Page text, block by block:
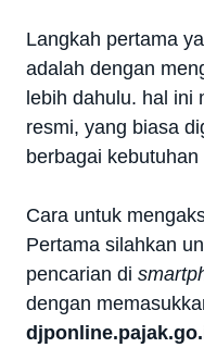
Langkah pertama
adalah dengan
lebih dahulu. hal ini
resmi, yang biasa
berbagai kebutuhan
Cara untuk
Pertama silahkan
pencarian di
dengan